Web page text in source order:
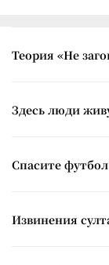
Теория «Не
Здесь люди
Спасите
Извинения